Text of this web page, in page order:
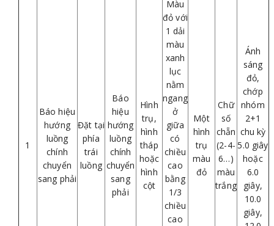
1
Báo hiệu
hướng
luồng
chính
chuyển
sang phải
Đặt tại
phía
trái
luồng
Báo
hiệu
hướng
luồng
chính
chuyển
sang
phải
Hình
trụ,
hình
tháp
hoặc
hình
cột
Màu
đỏ với
1 dải
màu
xanh
lục
nằm
ngang
ở
giữa
có
chiều
cao
bằng
1/3
chiều
cao
Một
hình
trụ
màu
đỏ
Chữ
số
chẵn
(2-4-
6…)
màu
trắng
Ánh
sáng
đỏ,
chớp
nhóm
2+1
chu kỳ
5.0 giây
hoặc
6.0
giây,
10.0
giây,